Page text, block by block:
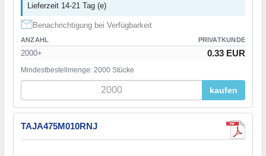
Lieferzeit 14-21 Tag (e)
Benachrichtigung bei Verfügbarkeit
ANZAHL PRIVATKUNDE
2000+ 0.33 EUR
Mindestbestellmenge: 2000 Stücke
kaufen
TAJA475M010RNJ